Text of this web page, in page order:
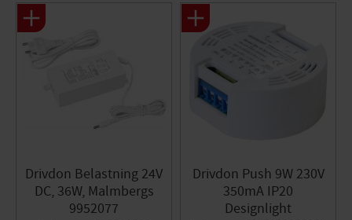
Drivdon Belastning 24V
DC, 36W, Malmbergs
9952077
Drivdon Push 9W 230V
350mA IP20
Designlight